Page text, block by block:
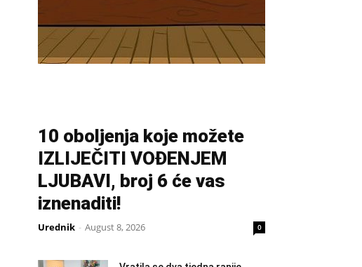
10 oboljenja koje možete
IZLIJEČITI VOĐENJEM
LJUBAVI, broj 6 će vas
iznenaditi!
Urednik - August 8, 2026 0